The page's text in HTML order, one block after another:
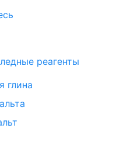
реагенты
глина